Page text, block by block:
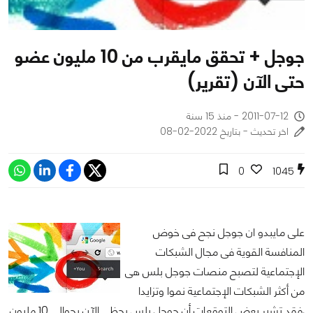
جوجل + تحقق مايقرب من 10 مليون عضو
حتى الآن (تقرير)
2011-07-12 - منذ 15 سنة
اخر تحديث - بتاريخ 2022-02-08
1045
0
على مايبدو ان جوجل نجح فى خوض
المنافسة القوية فى مجال الشبكات
الإجتماعية لتصبح منصات جوجل بلس هى
من أكثر الشبكات الإجتماعية نموا وتزايدا